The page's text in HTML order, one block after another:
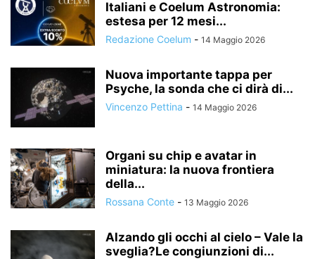
Italiani e Coelum Astronomia:
estesa per 12 mesi...
Redazione Coelum - 14 Maggio 2026
Nuova importante tappa per
Psyche, la sonda che ci dirà di...
Vincenzo Pettina - 14 Maggio 2026
Organi su chip e avatar in
miniatura: la nuova frontiera
della...
Rossana Conte - 13 Maggio 2026
Alzando gli occhi al cielo – Vale la
sveglia?Le congiunzioni di...